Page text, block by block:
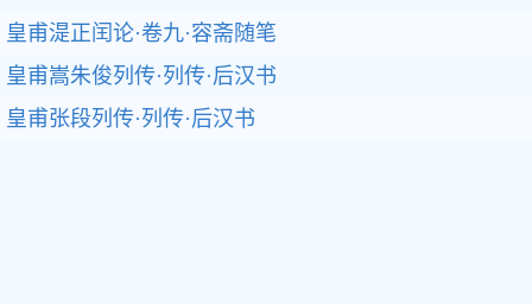
皇甫湜正闰论·卷九·容斋随笔
皇甫嵩朱俊列传·列传·后汉书
皇甫张段列传·列传·后汉书